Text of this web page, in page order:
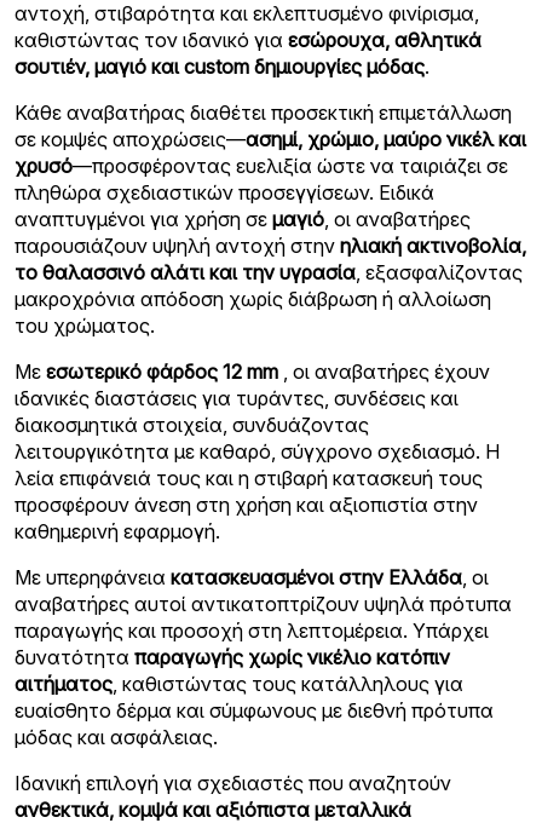
αντοχή, στιβαρότητα και εκλεπτυσμένο φινίρισμα,
καθιστώντας τον ιδανικό για εσώρουχα, αθλητικά
σουτιέν, μαγιό και custom δημιουργίες μόδας.
Κάθε αναβατήρας διαθέτει προσεκτική επιμετάλλωση
σε κομψές αποχρώσεις—ασημί, χρώμιο, μαύρο νικέλ και
χρυσό—προσφέροντας ευελιξία ώστε να ταιριάζει σε
πληθώρα σχεδιαστικών προσεγγίσεων. Ειδικά
αναπτυγμένοι για χρήση σε μαγιό, οι αναβατήρες
παρουσιάζουν υψηλή αντοχή στην ηλιακή ακτινοβολία,
το θαλασσινό αλάτι και την υγρασία, εξασφαλίζοντας
μακροχρόνια απόδοση χωρίς διάβρωση ή αλλοίωση
του χρώματος.
Με εσωτερικό φάρδος 12 mm , οι αναβατήρες έχουν
ιδανικές διαστάσεις για τυράντες, συνδέσεις και
διακοσμητικά στοιχεία, συνδυάζοντας
λειτουργικότητα με καθαρό, σύγχρονο σχεδιασμό. Η
λεία επιφάνειά τους και η στιβαρή κατασκευή τους
προσφέρουν άνεση στη χρήση και αξιοπιστία στην
καθημερινή εφαρμογή.
Με υπερηφάνεια κατασκευασμένοι στην Ελλάδα, οι
αναβατήρες αυτοί αντικατοπτρίζουν υψηλά πρότυπα
παραγωγής και προσοχή στη λεπτομέρεια. Υπάρχει
δυνατότητα παραγωγής χωρίς νικέλιο κατόπιν
αιτήματος, καθιστώντας τους κατάλληλους για
ευαίσθητο δέρμα και σύμφωνους με διεθνή πρότυπα
μόδας και ασφάλειας.
Ιδανική επιλογή για σχεδιαστές που αναζητούν
ανθεκτικά, κομψά και αξιόπιστα μεταλλικά